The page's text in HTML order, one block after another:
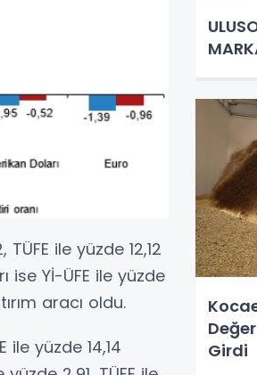
TÜFE ile yüzde 12,12
ise Yİ-ÜFE ile yüzde
aracı oldu.
ile yüzde 14,14
Girdi